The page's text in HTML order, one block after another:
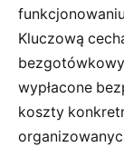
Kluczową
wypłacone
koszty